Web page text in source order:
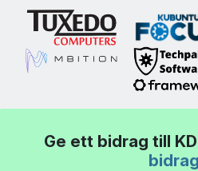
Ge ett bidrag till